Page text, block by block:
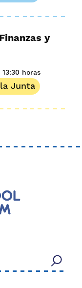
y
13:30 horas
Junta